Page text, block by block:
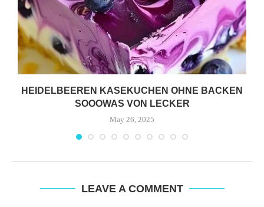
HEIDELBEEREN KASEKUCHEN OHNE BACKEN
SOOOWAS VON LECKER
May 26, 2025
LEAVE A COMMENT